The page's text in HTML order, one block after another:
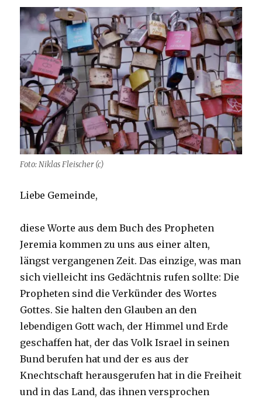
Foto: Niklas Fleischer (c)
Liebe Gemeinde,
diese Worte aus dem Buch des Propheten
Jeremia kommen zu uns aus einer alten,
längst vergangenen Zeit. Das einzige, was man
sich vielleicht ins Gedächtnis rufen sollte: Die
Propheten sind die Verkünder des Wortes
Gottes. Sie halten den Glauben an den
lebendigen Gott wach, der Himmel und Erde
geschaffen hat, der das Volk Israel in seinen
Bund berufen hat und der es aus der
Knechtschaft herausgerufen hat in die Freiheit
und in das Land, das ihnen versprochen